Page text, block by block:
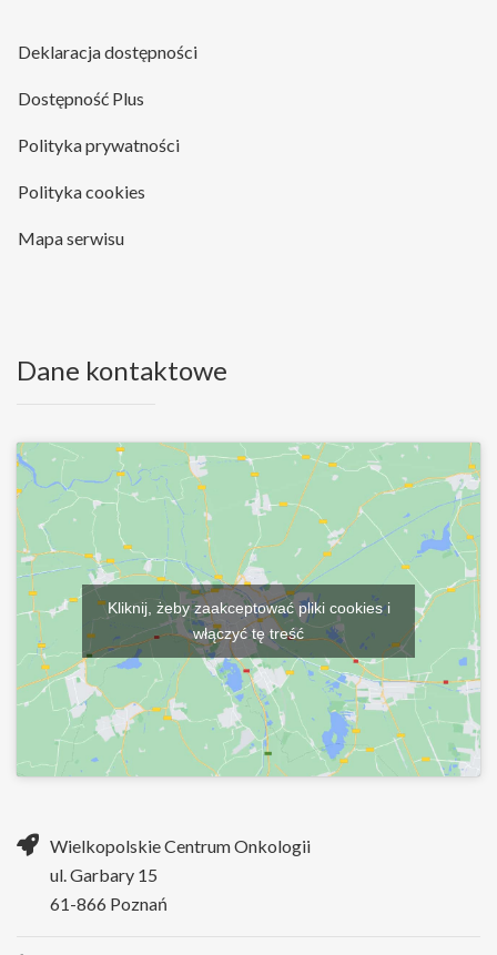
Deklaracja dostępności
Dostępność Plus
Polityka prywatności
Polityka cookies
Mapa serwisu
Dane kontaktowe
Kliknij, żeby zaakceptować pliki cookies i
włączyć tę treść
Wielkopolskie Centrum Onkologii
ul. Garbary 15
61-866 Poznań